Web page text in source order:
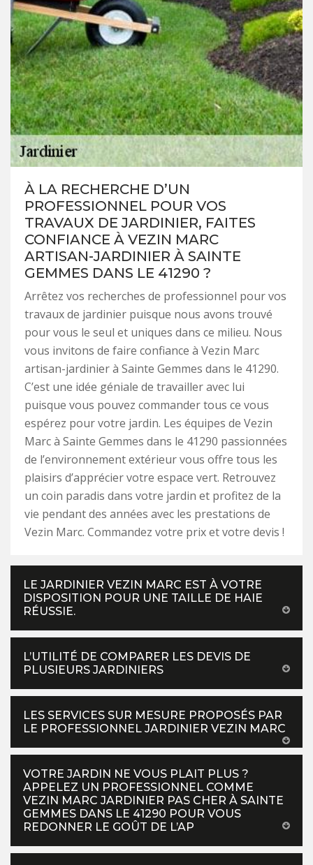
À LA RECHERCHE D’UN
PROFESSIONNEL POUR VOS
TRAVAUX DE JARDINIER, FAITES
CONFIANCE À VEZIN MARC
ARTISAN-JARDINIER À SAINTE
GEMMES DANS LE 41290 ?
Arrêtez vos recherches de professionnel pour vos
travaux de jardinier puisque nous avons trouvé
pour vous le seul et uniques dans ce milieu. Nous
vous invitons de faire confiance à Vezin Marc
artisan-jardinier à Sainte Gemmes dans le 41290.
C’est une idée géniale de travailler avec lui
puisque vous pouvez commander tous ce vous
espérez pour votre jardin. Les équipes de Vezin
Marc à Sainte Gemmes dans le 41290 passionnées
de l’environnement extérieur vous offre tous les
plaisirs d’apprécier votre espace vert. Retrouvez
un coin paradis dans votre jardin et profitez de la
vie pendant des années avec les prestations de
Vezin Marc. Commandez votre prix et votre devis !
LE JARDINIER VEZIN MARC EST À VOTRE
DISPOSITION POUR UNE TAILLE DE HAIE
RÉUSSIE.
L’UTILITÉ DE COMPARER LES DEVIS DE
PLUSIEURS JARDINIERS
LES SERVICES SUR MESURE PROPOSÉS PAR
LE PROFESSIONNEL JARDINIER VEZIN MARC
VOTRE JARDIN NE VOUS PLAIT PLUS ?
APPELEZ UN PROFESSIONNEL COMME
VEZIN MARC JARDINIER PAS CHER À SAINTE
GEMMES DANS LE 41290 POUR VOUS
REDONNER LE GOÛT DE L’AP